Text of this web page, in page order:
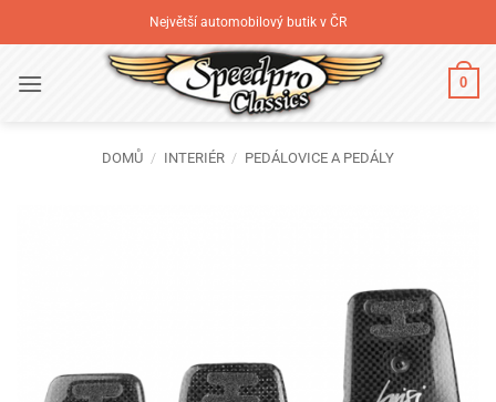
na
Největší automobilový butik v ČR
0
DOMŮ / INTERIÉR / PEDÁLOVICE A PEDÁLY